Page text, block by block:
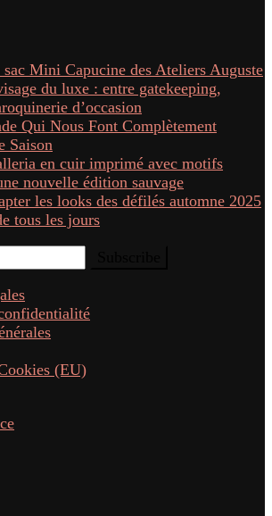
Mini Capucine des Ateliers Auguste
du luxe : entre gatekeeping,
d’occasion
Qui Nous Font Complètement
Saison
en cuir imprimé avec motifs
nouvelle édition sauvage
les looks des défilés automne 2025
tous les jours
(EU)